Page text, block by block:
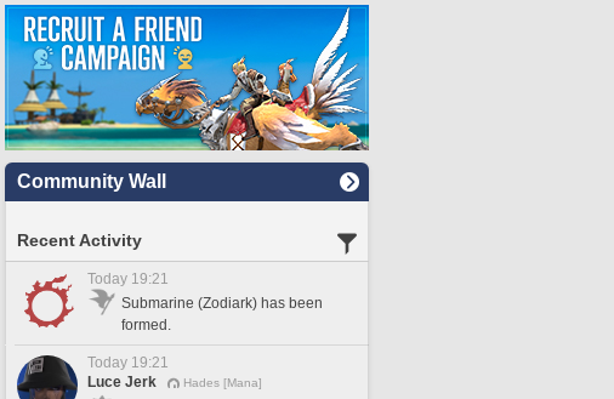
Community Wall
Recent Activity
Today 19:21
Submarine (Zodiark) has been
formed.
Today 19:21
Luce Jerk
Hades [Mana]